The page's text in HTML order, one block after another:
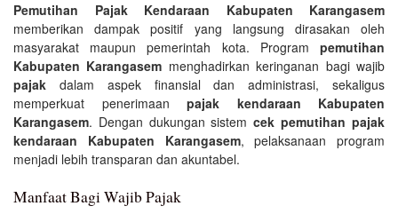
Pemutihan Pajak Kendaraan Kabupaten Karangasem
memberikan dampak positif yang langsung dirasakan oleh
masyarakat maupun pemerintah kota. Program pemutihan
Kabupaten Karangasem menghadirkan keringanan bagi wajib
pajak dalam aspek finansial dan administrasi, sekaligus
memperkuat penerimaan pajak kendaraan Kabupaten
Karangasem. Dengan dukungan sistemcek pemutihan pajak
kendaraan Kabupaten Karangasem, pelaksanaan program
menjadi lebih transparan dan akuntabel.
Manfaat Bagi Wajib Pajak